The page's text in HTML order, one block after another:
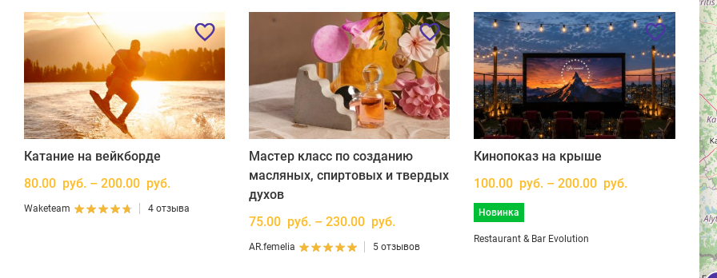
Катание на вейкборде
80.00 руб. – 200.00 руб.
Waketeam 4 отзыва
Мастер класс по созданию
масляных, спиртовых и твердых
духов
75.00 руб. – 230.00 руб.
AR.femelia 5 отзывов
Кинопоказ на крыше
100.00 руб. – 200.00 руб.
Новинка
Restaurant & Bar Evolution